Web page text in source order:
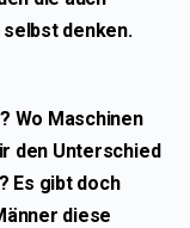
denken.
Wo Maschinen
den Unterschied
Es gibt doch
diese